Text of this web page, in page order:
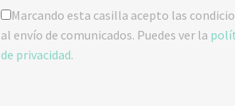
Marcando esta casilla acepto las
al envío de comunicados. Puedes ver la
de privacidad.